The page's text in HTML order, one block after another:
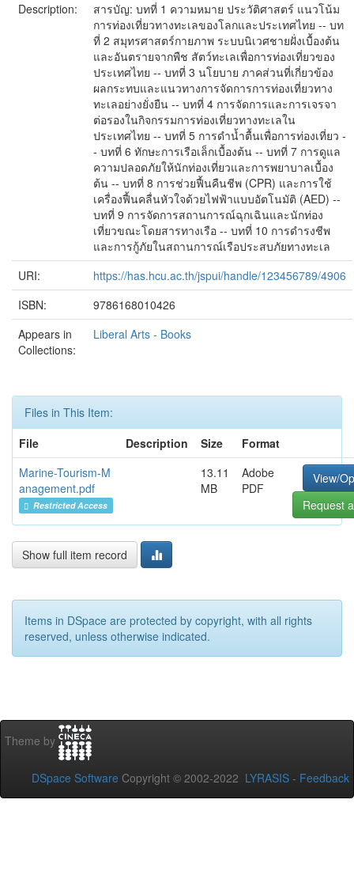
Description:
สารบัญ: บทที่ 1 ความหมาย ประวัติศาสตร์ แนวโน้ม
การท่องเที่ยวทางทะเลของโลกและประเทศไทย -- บท
ที่ 2 สมุทรศาสตร์กายภาพ ระบบนิเวศชายฝั่งเบื้องต้น
และอันตรายจากพืช สัตว์ทะเลเพื่อการท่องเที่ยวของ
ประเทศไทย -- บทที่ 3 นโยบาย ภาคส่วนที่เกี่ยวข้อง
ผลกระทบและแนวทางการจัดการการท่องเที่ยวทาง
ทะเลอย่างยั่งยืน -- บทที่ 4 การจัดการและการเจรจา
ต่อรองในกิจกรรมการท่องเที่ยวทางทะเลใน
ประเทศไทย -- บทที่ 5 การดำน้ำตื้นเพื่อการท่องเที่ยว -
- บทที่ 6 ทักษะการเรือเล็กเบื้องต้น -- บทที่ 7 การดูแล
ความปลอดภัยให้นักท่องเที่ยวและการพยาบาลเบื้อง
ต้น -- บทที่ 8 การช่วยฟื้นคืนชีพ (CPR) และการใช้
เครื่องฟื้นคลื่นหัวใจด้วยไฟฟ้าแบบอัตโนมัติ (AED) --
บทที่ 9 การจัดการสถานการณ์ฉุกเฉินและนักท่อง
เที่ยวขณะโดยสารทางเรือ -- บทที่ 10 การดำรงชีพ
และการกู้ภัยในสถานการณ์เรือประสบภัยทางทะเล
URI:
https://has.hcu.ac.th/jspui/handle/123456789/4906
ISBN:
9786168010426
Appears in
Collections:
Liberal Arts - Books
Files in This Item:
File
Description Size
Format
Marine-Tourism-M
anagement.pdf
Restricted Access
13.11
MB
Adobe
PDF
View/
Request
Show full item record
Items in DSpace are protected by copyright, with all rights
reserved, unless otherwise indicated.
Theme by
DSpace Software Copyright © 2002-2022 LYRASIS - Feedback